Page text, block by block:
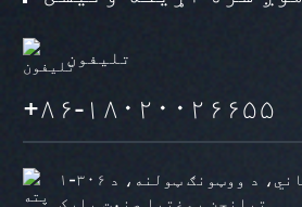
تلیفون
+۸۶-۱۸۰۲۰۰۲۶۶۵۵
۱-۳۰۶ نمبر ۹ عامه ساختماني، د ووټونګ ټولنه، د